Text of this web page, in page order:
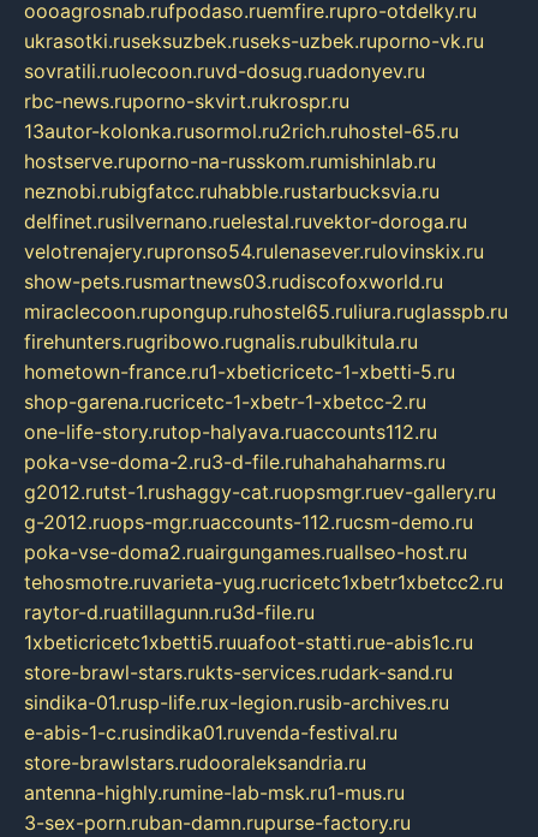
oooagrosnab.rufpodaso.ruemfire.rupro-otdelky.ru
ukrasotki.ruseksuzbek.ruseks-uzbek.ruporno-vk.ru
sovratili.ruolecoon.ruvd-dosug.ruadonyev.ru
rbc-news.ruporno-skvirt.rukrospr.ru
13autor-kolonka.rusormol.ru2rich.ruhostel-65.ru
hostserve.ruporno-na-russkom.rumishinlab.ru
neznobi.rubigfatcc.ruhabble.rustarbucksvia.ru
delfinet.rusilvernano.ruelestal.ruvektor-doroga.ru
velotrenajery.rupronso54.rulenasever.rulovinskix.ru
show-pets.rusmartnews03.rudiscofoxworld.ru
miraclecoon.rupongup.ruhostel65.ruliura.ruglasspb.ru
firehunters.rugribowo.rugnalis.rubulkitula.ru
hometown-france.ru1-xbeticricetc-1-xbetti-5.ru
shop-garena.rucricetc-1-xbetr-1-xbetcc-2.ru
one-life-story.rutop-halyava.ruaccounts112.ru
poka-vse-doma-2.ru3-d-file.ruhahahaharms.ru
g2012.rutst-1.rushaggy-cat.ruopsmgr.ruev-gallery.ru
g-2012.ruops-mgr.ruaccounts-112.rucsm-demo.ru
poka-vse-doma2.ruairgungames.ruallseo-host.ru
tehosmotre.ruvarieta-yug.rucricetc1xbetr1xbetcc2.ru
raytor-d.ruatillagunn.ru3d-file.ru
1xbeticricetc1xbetti5.ruuafoot-statti.rue-abis1c.ru
store-brawl-stars.rukts-services.rudark-sand.ru
sindika-01.rusp-life.rux-legion.rusib-archives.ru
e-abis-1-c.rusindika01.ruvenda-festival.ru
store-brawlstars.rudooraleksandria.ru
antenna-highly.rumine-lab-msk.ru1-mus.ru
3-sex-porn.ruban-damn.rupurse-factory.ru